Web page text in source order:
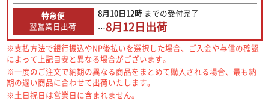
特急便
翌営業日出荷
8月10日12時 までの受付完了
…8月12日出荷
※支払方法で銀行振込やNP後払いを選択した場合、ご入金や与信の確認
によって上記目安と異なる場合がございます。
※一度のご注文で納期の異なる商品をまとめて購入される場合、最も納
期の遅い商品に合わせて出荷いたします。
※土日祝日は営業日に含まれません。